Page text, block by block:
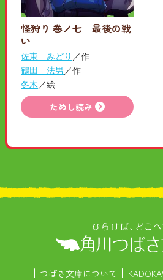
怪狩り 巻ノ七 最後の戦
い
佐東 みどり ／作
鶴田 法男 ／作
冬木 ／絵
ためし読み
つばさ文庫について